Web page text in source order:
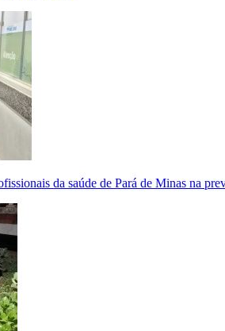
da saúde de Pará de Minas na